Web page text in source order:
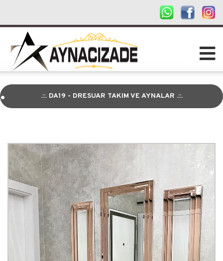
. .::. DA19 - DRESUAR TAKIM VE AYNALAR .::.